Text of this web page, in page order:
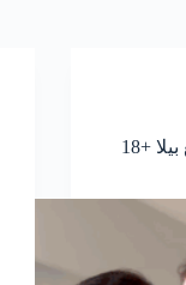
“للكبار فقط” مقطع الوحش التونسي مع بيلا +18